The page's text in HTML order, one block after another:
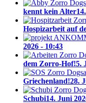
kennt kein Alter
Hospizarbeit auf
2026 - 10:43
dem Zorro-Hof!5.
Griechenland!28.
Schubi14. Juni